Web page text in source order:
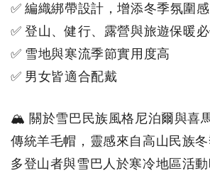
✅ 編織綁帶設計，增添冬季氛圍感
✅ 登山、健行、露營與旅遊保暖
✅ 雪地與寒流季節實用度高
✅ 男女皆適合配戴
🏔 關於雪巴民族風格尼泊爾與喜
傳統羊毛帽，靈感來自高山民族
多登山者與雪巴人於寒冷地區活